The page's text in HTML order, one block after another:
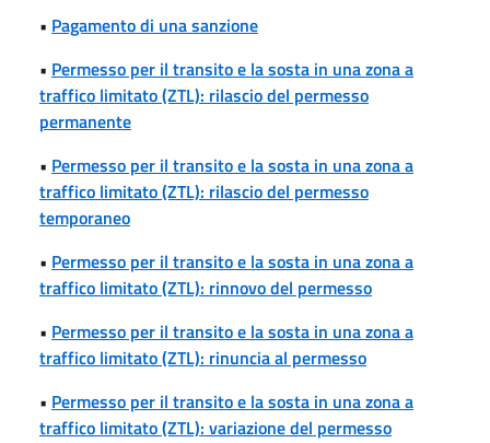
• Pagamento di una sanzione
• Permesso per il transito e la sosta in una zona a
traffico limitato (ZTL): rilascio del permesso
permanente
• Permesso per il transito e la sosta in una zona a
traffico limitato (ZTL): rilascio del permesso
temporaneo
• Permesso per il transito e la sosta in una zona a
traffico limitato (ZTL): rinnovo del permesso
• Permesso per il transito e la sosta in una zona a
traffico limitato (ZTL): rinuncia al permesso
• Permesso per il transito e la sosta in una zona a
traffico limitato (ZTL): variazione del permesso